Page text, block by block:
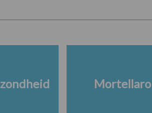
Mortellaro